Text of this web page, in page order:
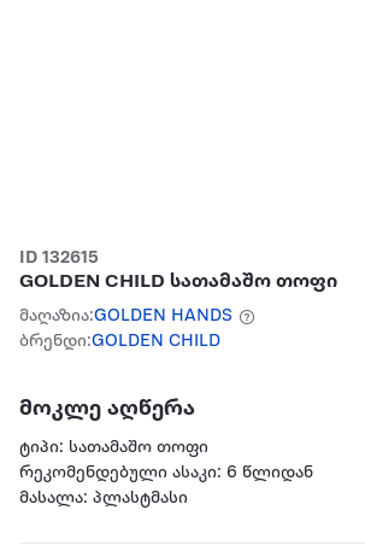
ID 132615
GOLDEN CHILD სათამაშო თოფი
მაღაზია:GOLDEN HANDS
ბრენდი:GOLDEN CHILD
მოკლე აღწერა
ტიპი: სათამაშო თოფი
რეკომენდებული ასაკი: 6 წლიდან
მასალა: პლასტმასი